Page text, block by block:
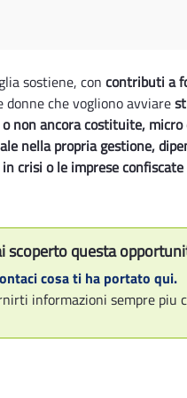
sostiene, con contributi a
donne che vogliono avviare
non ancora costituite,
nella propria gestione,
crisi o le imprese
scoperto questa
cosa ti ha portato qui.
informazioni sempre piu